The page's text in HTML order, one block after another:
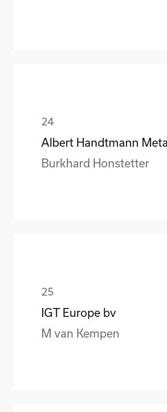
Albert Handtmann
Burkhard Honstetter
IGT Europe bv
M van Kempen